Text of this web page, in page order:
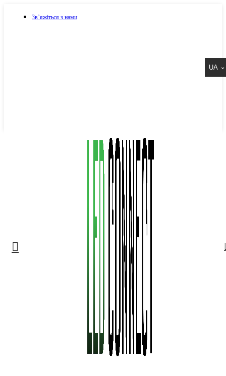
Зв’яжіться з нами
UA